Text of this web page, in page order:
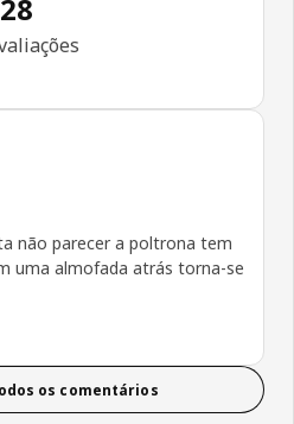
4.5 de 5 estrelas. Total de
5 de 5 estrelas.
não parecer a poltrona tem
uma almofada atrás torna-se
os comentários